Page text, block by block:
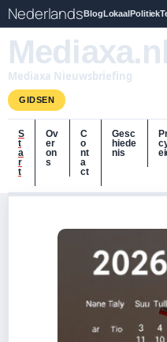
NederlandsBlogLokaalPolitiek
Mediaxa.nl
Mediaxa Nieuwsbriefing
GIDSEN
S
t
a
r
t
Ov
er
on
s
C
o
nt
a
ct
Gesc
hiede
nis